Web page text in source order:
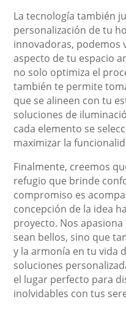
La tecnología también
personalización de tu
innovadoras, podemos
aspecto de tu espacio
no solo optimiza el
también te permite
que se alineen con tu
soluciones de
cada elemento se
maximizar la
Finalmente, creemos
refugio que brinde
compromiso es
concepción de la idea
proyecto. Nos
sean bellos, sino que
y la armonía en tu vida
soluciones
el lugar perfecto para
inolvidables con tus